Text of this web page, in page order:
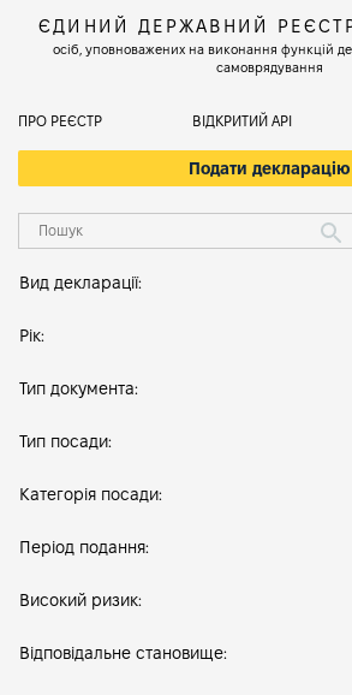
ЄДИНИЙ ДЕРЖАВНИЙ
осіб, уповноважених на виконання функцій
самоврядування
ПРО РЕЄСТР ВІДКРИТИЙ АРІ
Подати декларацію
Вид декларації:
Рік:
Тип документа:
Тип посади:
Категорія посади:
Період подання:
Високий ризик:
Відповідальне становище: